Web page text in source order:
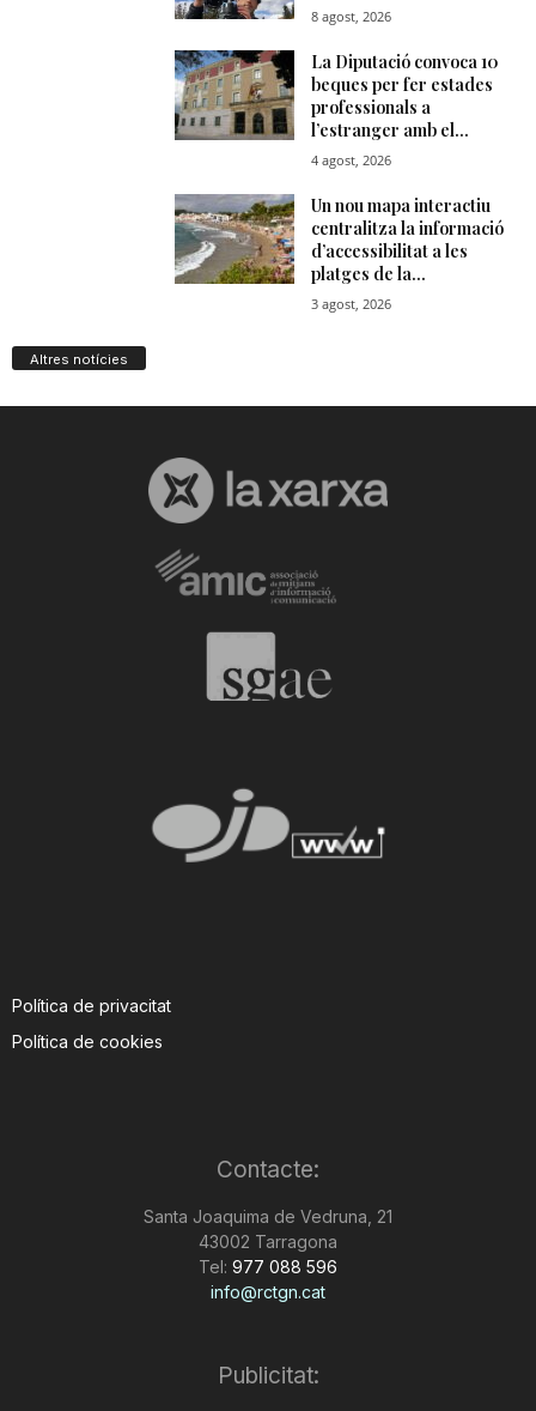
Altres notícies
Política de privacitat
Política de cookies
Contacte:
Santa Joaquima de Vedruna, 21
43002 Tarragona
Tel: 977 088 596
info@rctgn.cat
Publicitat: